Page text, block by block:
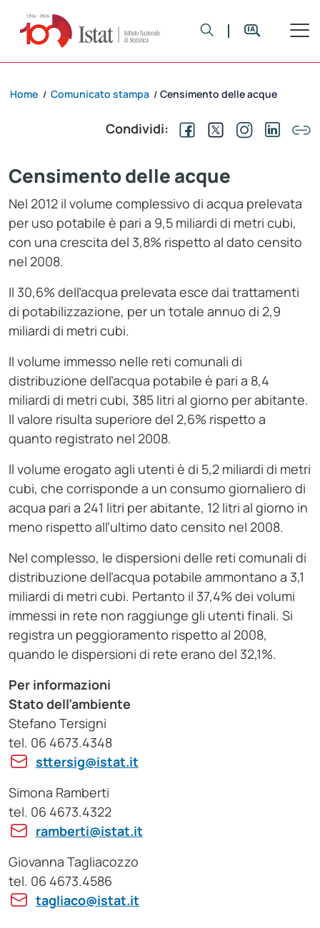
Home / Comunicato stampa / Censimento delle acque
Condividi:
Censimento delle acque
Nel 2012 il volume complessivo di acqua prelevata
per uso potabile è pari a 9,5 miliardi di metri cubi,
con una crescita del 3,8% rispetto al dato censito
nel 2008.
Il 30,6% dell’acqua prelevata esce dai trattamenti
di potabilizzazione, per un totale annuo di 2,9
miliardi di metri cubi.
Il volume immesso nelle reti comunali di
distribuzione dell’acqua potabile è pari a 8,4
miliardi di metri cubi, 385 litri al giorno per abitante.
Il valore risulta superiore del 2,6% rispetto a
quanto registrato nel 2008.
Il volume erogato agli utenti è di 5,2 miliardi di metri
cubi, che corrisponde a un consumo giornaliero di
acqua pari a 241 litri per abitante, 12 litri al giorno in
meno rispetto all’ultimo dato censito nel 2008.
Nel complesso, le dispersioni delle reti comunali di
distribuzione dell’acqua potabile ammontano a 3,1
miliardi di metri cubi. Pertanto il 37,4% dei volumi
immessi in rete non raggiunge gli utenti finali. Si
registra un peggioramento rispetto al 2008,
quando le dispersioni di rete erano del 32,1%.
Per informazioni
Stato dell’ambiente
Stefano Tersigni
tel. 06 4673.4348
sttersig@istat.it
Simona Ramberti
tel. 06 4673.4322
ramberti@istat.it
Giovanna Tagliacozzo
tel. 06 4673.4586
tagliaco@istat.it